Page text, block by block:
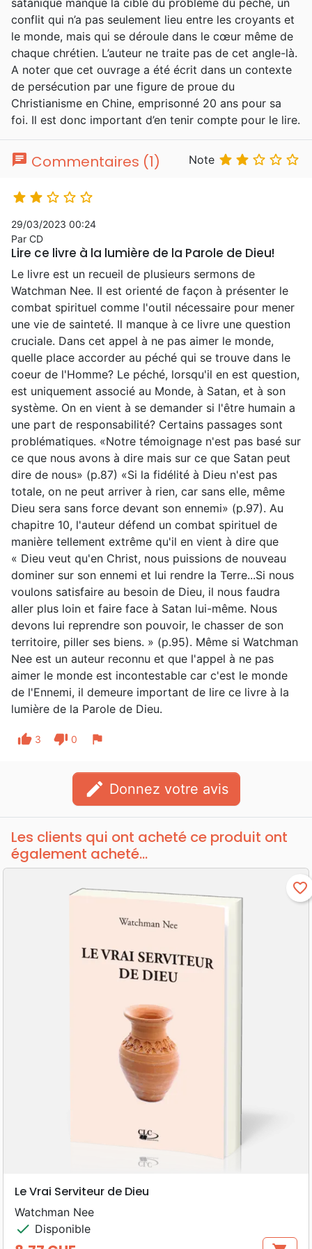
satanique manque la cible du problème du péché, un
conflit qui n’a pas seulement lieu entre les croyants et
le monde, mais qui se déroule dans le cœur même de
chaque chrétien. L’auteur ne traite pas de cet angle-là.
A noter que cet ouvrage a été écrit dans un contexte
de persécution par une figure de proue du
Christianisme en Chine, emprisonné 20 ans pour sa
foi. Il est donc important d’en tenir compte pour le lire.
chat Commentaires (1) Note     
    
29/03/2023 00:24
Par CD
Lire ce livre à la lumière de la Parole de Dieu!
Le livre est un recueil de plusieurs sermons de
Watchman Nee. Il est orienté de façon à présenter le
combat spirituel comme l'outil nécessaire pour mener
une vie de sainteté. Il manque à ce livre une question
cruciale. Dans cet appel à ne pas aimer le monde,
quelle place accorder au péché qui se trouve dans le
coeur de l'Homme? Le péché, lorsqu'il en est question,
est uniquement associé au Monde, à Satan, et à son
système. On en vient à se demander si l'être humain a
une part de responsabilité? Certains passages sont
problématiques. «Notre témoignage n'est pas basé sur
ce que nous avons à dire mais sur ce que Satan peut
dire de nous» (p.87) «Si la fidélité à Dieu n'est pas
totale, on ne peut arriver à rien, car sans elle, même
Dieu sera sans force devant son ennemi» (p.97). Au
chapitre 10, l'auteur défend un combat spirituel de
manière tellement extrême qu'il en vient à dire que
« Dieu veut qu'en Christ, nous puissions de nouveau
dominer sur son ennemi et lui rendre la Terre...Si nous
voulons satisfaire au besoin de Dieu, il nous faudra
aller plus loin et faire face à Satan lui-même. Nous
devons lui reprendre son pouvoir, le chasser de son
territoire, piller ses biens. » (p.95). Même si Watchman
Nee est un auteur reconnu et que l'appel à ne pas
aimer le monde est incontestable car c'est le monde
de l'Ennemi, il demeure important de lire ce livre à la
lumière de la Parole de Dieu.
thumb_up 3 thumb_down 0 flag
edit Donnez votre avis
Les clients qui ont acheté ce produit ont
également acheté...
favorite_border
Le Vrai Serviteur de Dieu
Watchman Nee
check Disponible